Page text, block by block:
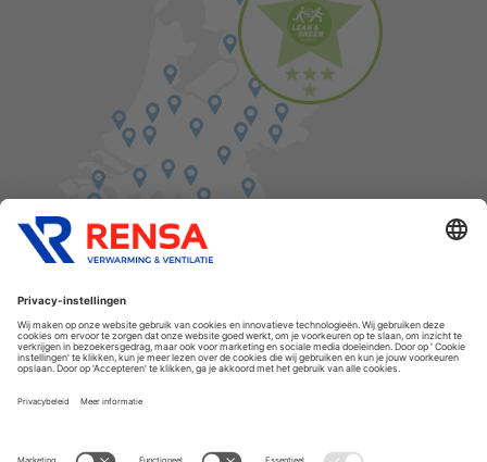
Cookies
Privacyverklaring
Disclaimer